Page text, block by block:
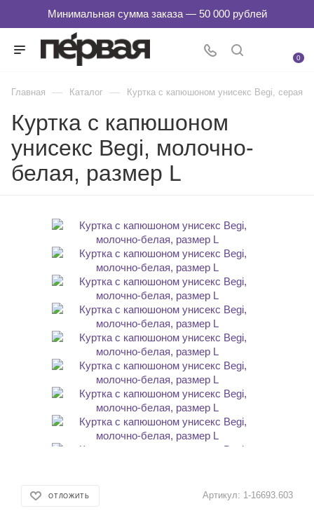
0
Главная — Каталог — Куртка с капюшоном унисекс Begi, серая
Куртка с капюшоном
унисекс Begi, молочно-
белая, размер L
ОТЛОЖИТЬ Артикул: 1-16693.603